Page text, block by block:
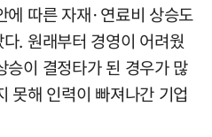
에 따른 자재·연료비 상승도
. 원래부터 경영이 어려웠
승이 결정타가 된 경우가 많
못해 인력이 빠져나간 기업